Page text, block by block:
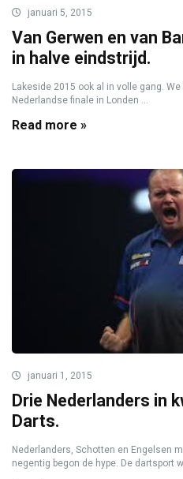
januari 5, 2015
Van Gerwen en van
in halve eindstrijd.
Lakeside 2015 ook al in volle gang.
Nederlandse finale in Londen ...
Read more »
januari 1, 2015
Drie Nederlanders in
Darts.
Nederlanders, Schotten en Engelsen
negentig begon de hype. De dartsport